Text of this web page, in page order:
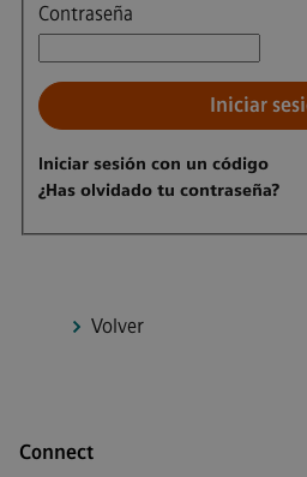
Contraseña
Iniciar
Iniciar sesión con un código
¿Has olvidado tu contraseña?
Volver
Connect